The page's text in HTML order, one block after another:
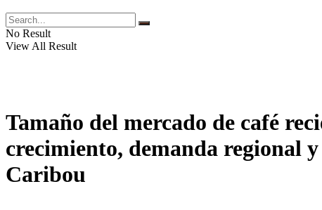
No Result
View All Result
Tamaño del mercado de café
crecimiento, demanda regional
Caribou